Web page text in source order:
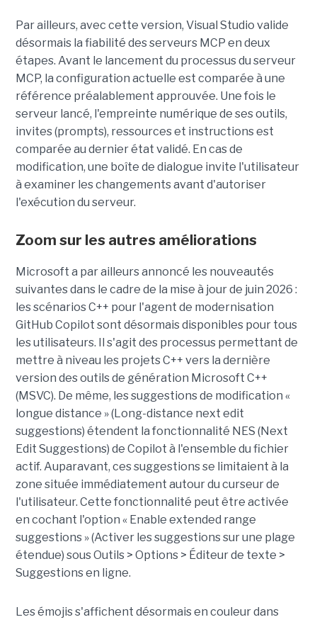
Par ailleurs, avec cette version, Visual Studio valide
désormais la fiabilité des serveurs MCP en deux
étapes. Avant le lancement du processus du serveur
MCP, la configuration actuelle est comparée à une
référence préalablement approuvée. Une fois le
serveur lancé, l'empreinte numérique de ses outils,
invites (prompts), ressources et instructions est
comparée au dernier état validé. En cas de
modification, une boîte de dialogue invite l'utilisateur
à examiner les changements avant d'autoriser
l'exécution du serveur.
Zoom sur les autres améliorations
Microsoft a par ailleurs annoncé les nouveautés
suivantes dans le cadre de la mise à jour de juin 2026 :
les scénarios C++ pour l'agent de modernisation
GitHub Copilot sont désormais disponibles pour tous
les utilisateurs. Il s'agit des processus permettant de
mettre à niveau les projets C++ vers la dernière
version des outils de génération Microsoft C++
(MSVC). De même, les suggestions de modification «
longue distance » (Long-distance next edit
suggestions) étendent la fonctionnalité NES (Next
Edit Suggestions) de Copilot à l'ensemble du fichier
actif. Auparavant, ces suggestions se limitaient à la
zone située immédiatement autour du curseur de
l'utilisateur. Cette fonctionnalité peut être activée
en cochant l'option « Enable extended range
suggestions » (Activer les suggestions sur une plage
étendue) sous Outils > Options > Éditeur de texte >
Suggestions en ligne.
Les émojis s'affichent désormais en couleur dans